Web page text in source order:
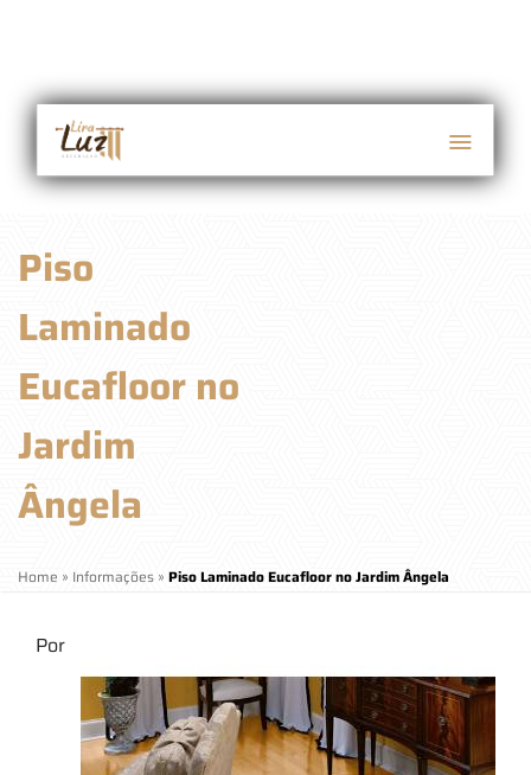
Piso
Laminado
Eucafloor no
Jardim
Ângela
Home » Informações » Piso Laminado Eucafloor no Jardim Ângela
Por